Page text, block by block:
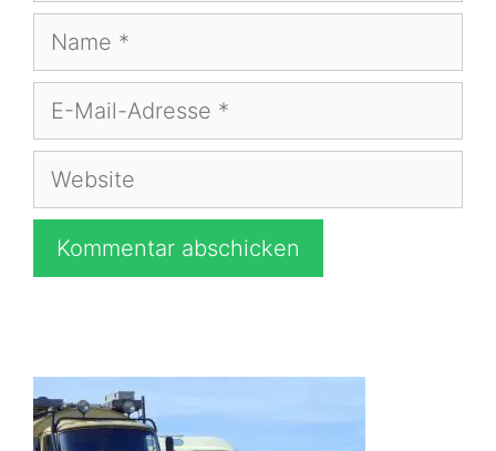
Name
E-
Adresse
Website